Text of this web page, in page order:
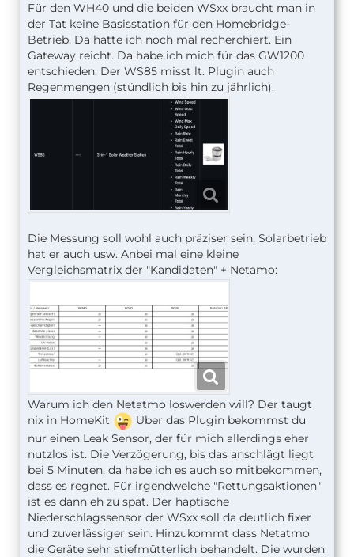
Für den WH40 und die beiden WSxx braucht man in
der Tat keine Basisstation für den Homebridge-
Betrieb. Da hatte ich noch mal recherchiert. Ein
Gateway reicht. Da habe ich mich für das GW1200
entschieden. Der WS85 misst lt. Plugin auch
Regenmengen (stündlich bis hin zu jährlich).
Die Messung soll wohl auch präziser sein. Solarbetrieb
hat er auch usw. Anbei mal eine kleine
Vergleichsmatrix der "Kandidaten" + Netamo:
Warum ich den Netatmo loswerden will? Der taugt
nix in HomeKit
Über das Plugin bekommst du
nur einen Leak Sensor, der für mich allerdings eher
nutzlos ist. Die Verzögerung, bis das anschlägt liegt
bei 5 Minuten, da habe ich es auch so mitbekommen,
dass es regnet. Für irgendwelche "Rettungsaktionen"
ist es dann eh zu spät. Der haptische
Niederschlagssensor der WSxx soll da deutlich fixer
und zuverlässiger sein. Hinzukommt dass Netatmo
die Geräte sehr stiefmütterlich behandelt. Die wurden